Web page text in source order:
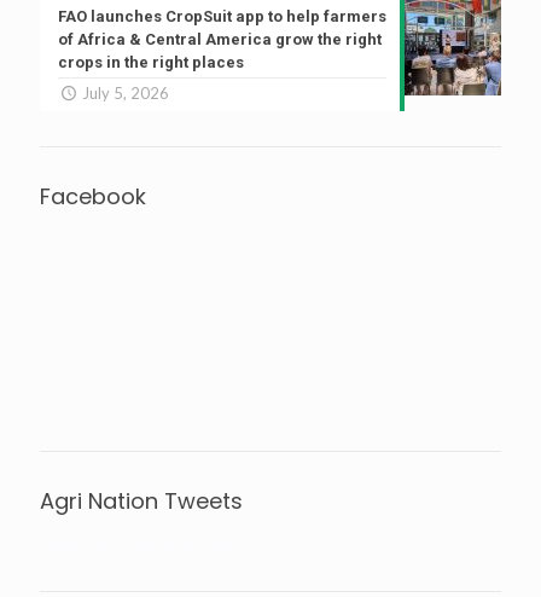
FAO launches CropSuit app to help farmers
of Africa & Central America grow the right
crops in the right places
July 5, 2026
Facebook
Agri Nation Tweets